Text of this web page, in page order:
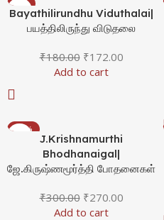
-4%
Bayathilirundhu Viduthalai|
பயத்திலிருந்து விடுதலை
₹180.00 ₹172.00
Add to cart
-10%
J.Krishnamurthi
Bhodhanaigal|
ஜே.கிருஷ்ணமூர்த்தி போதனைகள்
₹300.00 ₹270.00
Add to cart